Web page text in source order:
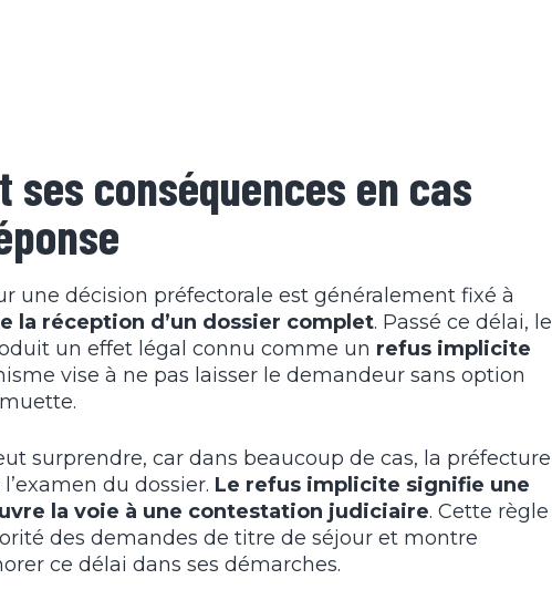
ses conséquences en cas
une décision préfectorale est généralement fixé à
la réception d’un dossier complet. Passé ce délai, le
un effet légal connu comme un refus implicite
vise à ne pas laisser le demandeur sans option
surprendre, car dans beaucoup de cas, la préfecture
du dossier. Le refus implicite signifie une
la voie à une contestation judiciaire. Cette règle
des demandes de titre de séjour et montre
ce délai dans ses démarches.